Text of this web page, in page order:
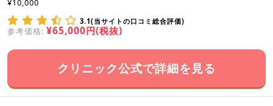
¥10,000
3.1(当サイトの口コミ総合評価)
参考価格: ¥65,000円(税抜)
クリニック公式で詳細を見る